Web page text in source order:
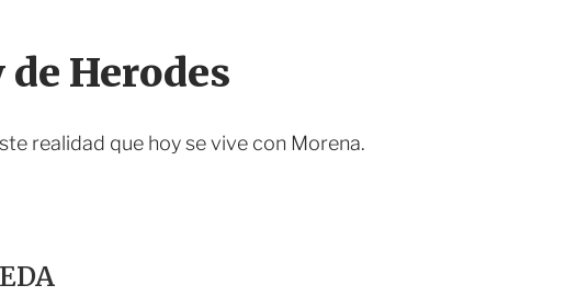
r
Herodes
realidad que hoy se vive con Morena.